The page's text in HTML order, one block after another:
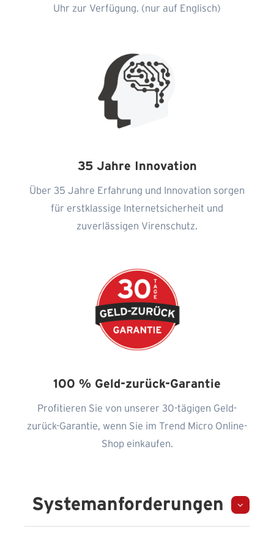
Uhr zur Verfügung. (nur auf Englisch)
35 Jahre Innovation
Über 35 Jahre Erfahrung und Innovation sorgen
für erstklassige Internetsicherheit und
zuverlässigen Virenschutz.
100 % Geld-zurück-Garantie
Profitieren Sie von unserer 30-tägigen Geld-
zurück-Garantie, wenn Sie im Trend Micro Online-
Shop einkaufen.
Systemanforderungen